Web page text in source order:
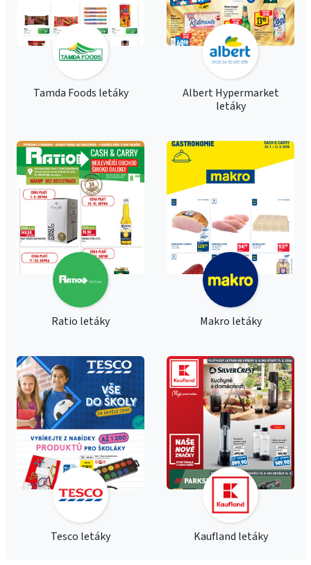
Tamda Foods letáky
Albert Hypermarket
letáky
Ratio letáky Makro letáky
Tesco letáky Kaufland letáky